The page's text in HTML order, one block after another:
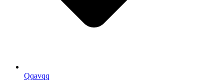
Qqavqq